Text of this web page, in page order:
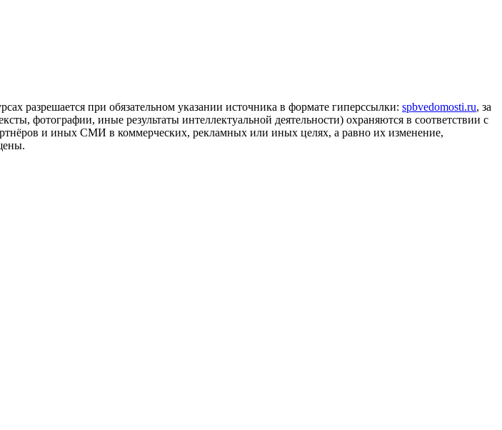
разрешается при обязательном указании источника в формате гиперссылки: spbvedomosti.ru, за
фотографии, иные результаты интеллектуальной деятельности) охраняются в соответствии с
и иных СМИ в коммерческих, рекламных или иных целях, а равно их изменение,